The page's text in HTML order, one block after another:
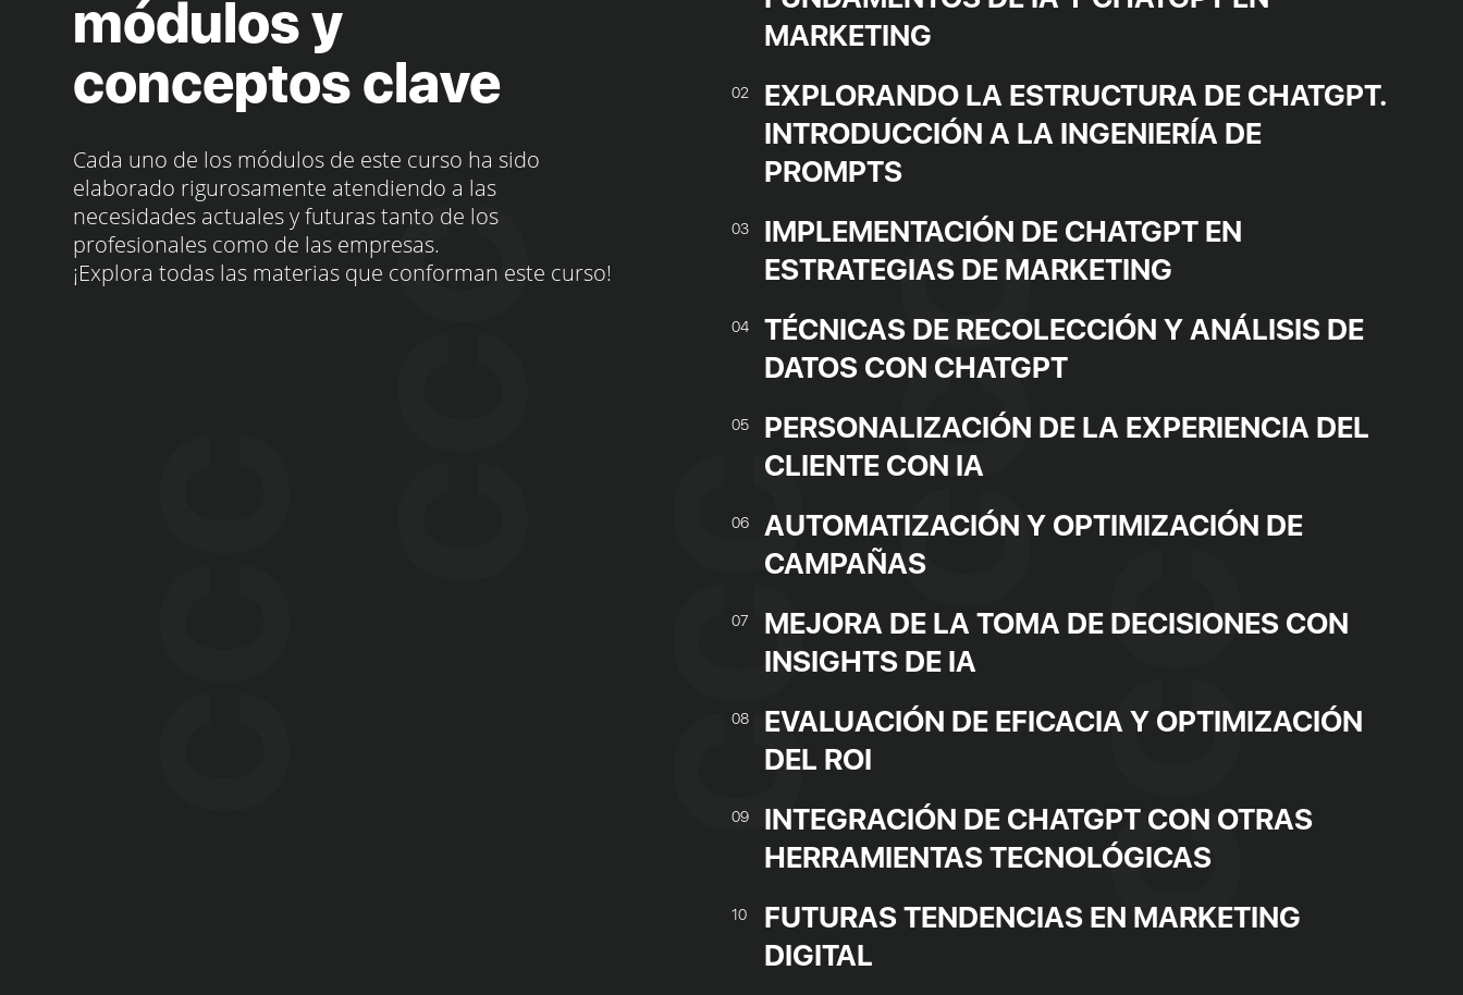
módulos y
conceptos clave
Cada uno de los módulos de este curso ha sido
elaborado rigurosamente atendiendo a las
necesidades actuales y futuras tanto de los
profesionales como de las empresas.
¡Explora todas las materias que conforman este curso!
MARKETING
02
EXPLORANDO LA ESTRUCTURA DE CHATGPT.
INTRODUCCIÓN A LA INGENIERÍA DE
PROMPTS
03
IMPLEMENTACIÓN DE CHATGPT EN
ESTRATEGIAS DE MARKETING
04
TÉCNICAS DE RECOLECCIÓN Y ANÁLISIS DE
DATOS CON CHATGPT
05
PERSONALIZACIÓN DE LA EXPERIENCIA DEL
CLIENTE CON IA
06
AUTOMATIZACIÓN Y OPTIMIZACIÓN DE
CAMPAÑAS
07
MEJORA DE LA TOMA DE DECISIONES CON
INSIGHTS DE IA
08
EVALUACIÓN DE EFICACIA Y OPTIMIZACIÓN
DEL ROI
09
INTEGRACIÓN DE CHATGPT CON OTRAS
HERRAMIENTAS TECNOLÓGICAS
10
FUTURAS TENDENCIAS EN MARKETING
DIGITAL